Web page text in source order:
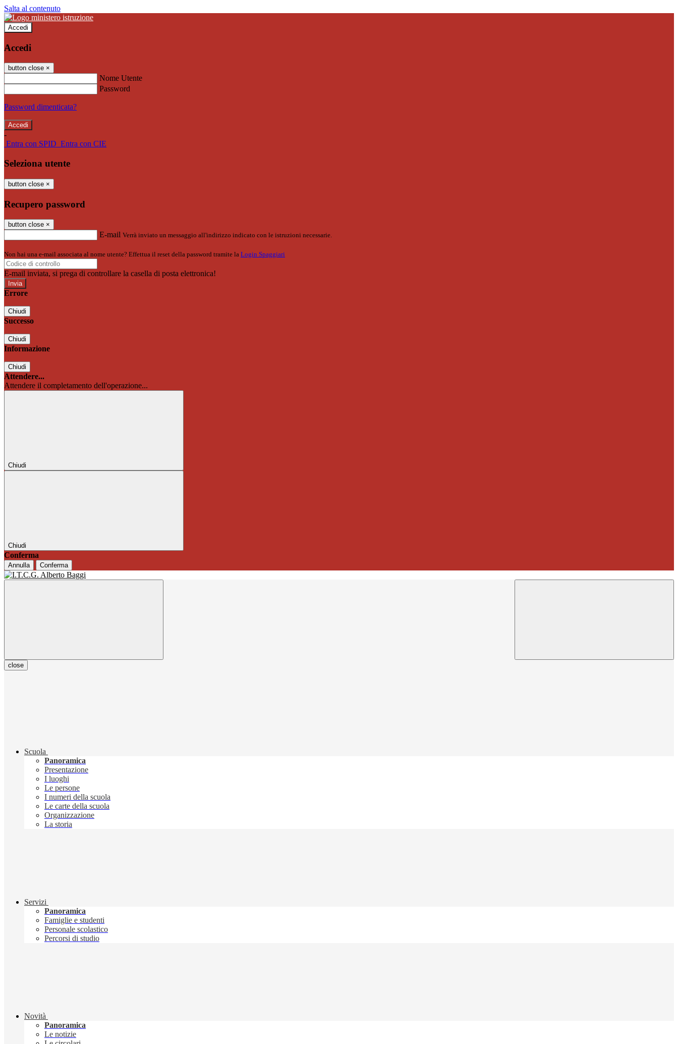
Salta al contenuto
Accedi
Accedi
button close ×
Nome Utente
Password
Password dimenticata?
-
Entra con SPID Entra con CIE
Seleziona utente
button close ×
Recupero password
button close ×
E-mail Verrà inviato un messaggio all'indirizzo indicato con le istruzioni necessarie.
Non hai una e-mail associata al nome utente? Effettua il reset della password tramite la Login Spaggiari
E-mail inviata, si prega di controllare la casella di posta elettronica!
Errore
Chiudi
Successo
Chiudi
Informazione
Chiudi
Attendere...
Attendere il completamento dell'operazione...
Chiudi
Chiudi
Conferma
Annulla Conferma
close
Scuola
Panoramica
Presentazione
I luoghi
Le persone
I numeri della scuola
Le carte della scuola
Organizzazione
La storia
Servizi
Panoramica
Famiglie e studenti
Personale scolastico
Percorsi di studio
Novità
Panoramica
Le notizie